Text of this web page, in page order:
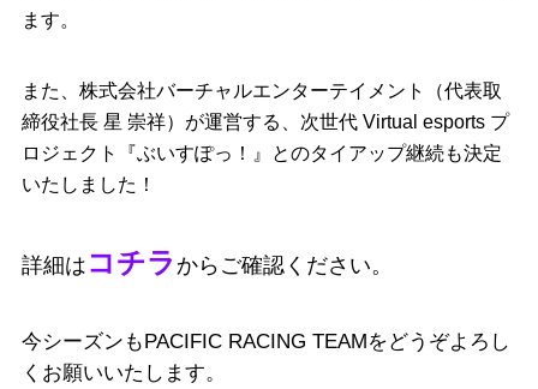
ます。
また、株式会社バーチャルエンターテイメント（代表取
締役社長 星 崇祥）が運営する、次世代 Virtual esports プ
ロジェクト『ぶいすぽっ！』とのタイアップ継続も決定
いたしました！
詳細は コチラ からご確認ください。
今シーズンもPACIFIC RACING TEAMをどうぞよろし
くお願いいたします。